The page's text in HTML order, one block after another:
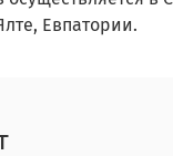
Евпатории.